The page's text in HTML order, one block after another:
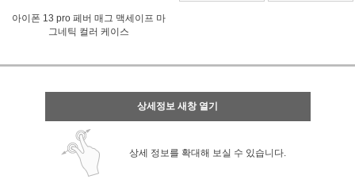
아이폰 13 pro 페버 매그 맥세이프 마
그네틱 컬러 케이스
상세정보 새창 열기
상세 정보를 확대해 보실 수 있습니다.